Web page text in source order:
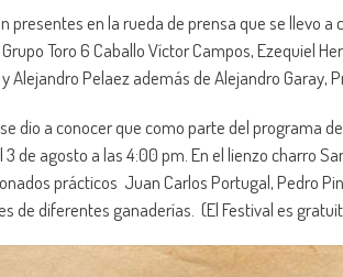
presentes en la rueda de prensa que se llevo
Toro 6 Caballo Víctor Campos, Ezequiel
Alejandro Pelaez además de Alejandro Garay,
dio a conocer que como parte del programa
3 de agosto a las 4:00 pm. En el lienzo charro
prácticos Juan Carlos Portugal, Pedro
de diferentes ganaderías. (El Festival es